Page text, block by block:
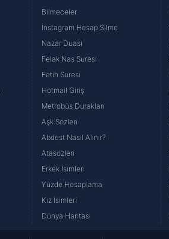
Bilmeceler
İnstagram Hesap Silme
Nazar Duası
Felak Nas Suresi
Fetih Suresi
Hotmail Giriş
Metrobüs Durakları
Aşk Sözleri
Abdest Nasıl Alınır?
Atasözleri
Erkek İsimleri
Yüzde Hesaplama
Kız İsimleri
Dünya Haritası